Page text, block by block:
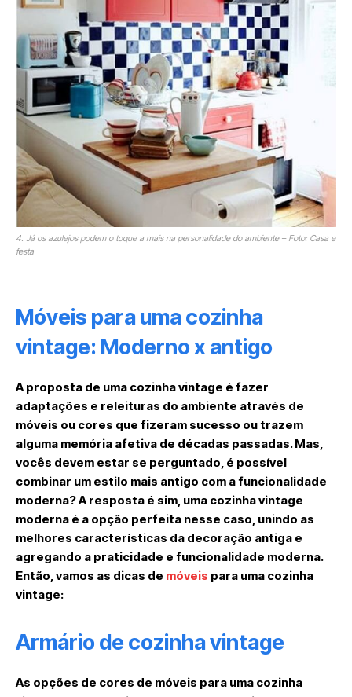
4. Já os azulejos podem o toque a mais na personalidade do ambiente – Foto: Casa e
festa
Móveis para uma cozinha
vintage: Moderno x antigo
A proposta de uma cozinha vintage é fazer
adaptações e releituras do ambiente através de
móveis ou cores que fizeram sucesso ou trazem
alguma memória afetiva de décadas passadas. Mas,
vocês devem estar se perguntado, é possível
combinar um estilo mais antigo com a funcionalidade
moderna? A resposta é sim, uma cozinha vintage
moderna é a opção perfeita nesse caso, unindo as
melhores características da decoração antiga e
agregando a praticidade e funcionalidade moderna.
Então, vamos as dicas de móveis para uma cozinha
vintage:
Armário de cozinha vintage
As opções de cores de móveis para uma cozinha